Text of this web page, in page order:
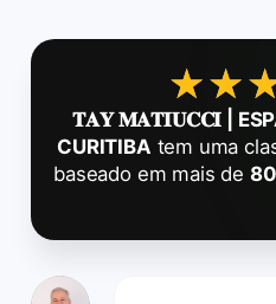
𝐓𝐀𝐘 𝐌𝐀𝐓𝐈𝐔𝐂𝐂𝐈 |
CURITIBA tem uma
baseado em mais de 80